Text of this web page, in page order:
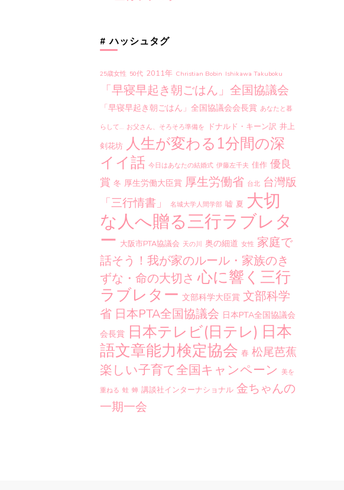
# ハッシュタグ
25歳女性 50代 2011年 Christian Bobin Ishikawa Takuboku
「早寝早起き朝ごはん」全国協議会
「早寝早起き朝ごはん」全国協議会会長賞 あなたと暮
らして… お父さん、そろそろ準備を ドナルド・キーン訳 井上
剣花坊 人生が変わる1分間の深
イイ話 今日はあなたの結婚式 伊藤左千夫 佳作 優良
賞 冬 厚生労働大臣賞 厚生労働省 台北 台灣版
「三行情書」
名城大学人間学部 嘘 夏 大切
な人へ贈る三行ラブレタ
ー 大阪市PTA協議会 天の川 奥の細道 女性 家庭で
話そう！我が家のルール・家族のき
ずな・命の大切さ 心に響く三行
ラブレター 文部科学大臣賞 文部科学
省 日本PTA全国協議会 日本PTA全国協議会
会長賞 日本テレビ(日テレ) 日本
語文章能力検定協会 春 松尾芭蕉
楽しい子育て全国キャンペーン 美を
重ねる 蛙 蝉 講談社インターナショナル 金ちゃんの
一期一会